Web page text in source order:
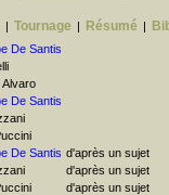
| Tournage | Résumé |
De Santis
Alvaro
De Santis
De Santis d'après un sujet
d'après un sujet
d'après un sujet